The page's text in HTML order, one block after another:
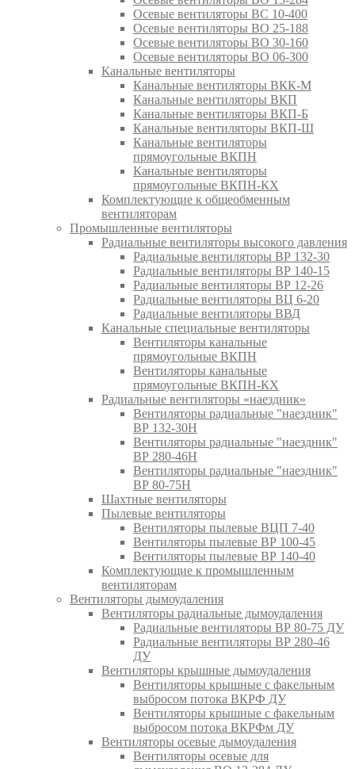
Осевые вентиляторы ВС 10-400
Осевые вентиляторы ВО 25-188
Осевые вентиляторы ВО 30-160
Осевые вентиляторы ВО 06-300
Канальные вентиляторы
Канальные вентиляторы ВКК-М
Канальные вентиляторы ВКП
Канальные вентиляторы ВКП-Б
Канальные вентиляторы ВКП-Ш
Канальные вентиляторы
прямоугольные ВКПН
Канальные вентиляторы
прямоугольные ВКПН-КХ
Комплектующие к общеобменным
вентиляторам
Промышленные вентиляторы
Радиальные вентиляторы высокого давления
Радиальные вентиляторы ВР 132-30
Радиальные вентиляторы ВР 140-15
Радиальные вентиляторы ВР 12-26
Радиальные вентиляторы ВЦ 6-20
Радиальные вентиляторы ВВД
Канальные специальные вентиляторы
Вентиляторы канальные
прямоугольные ВКПН
Вентиляторы канальные
прямоугольные ВКПН-КХ
Радиальные вентиляторы «наездник»
Вентиляторы радиальные "наездник"
ВР 132-30Н
Вентиляторы радиальные "наездник"
ВР 280-46Н
Вентиляторы радиальные "наездник"
ВР 80-75Н
Шахтные вентиляторы
Пылевые вентиляторы
Вентиляторы пылевые ВЦП 7-40
Вентиляторы пылевые ВР 100-45
Вентиляторы пылевые ВР 140-40
Комплектующие к промышленным
вентиляторам
Вентиляторы дымоудаления
Вентиляторы радиальные дымоудаления
Радиальные вентиляторы ВР 80-75 ДУ
Радиальные вентиляторы ВР 280-46
ДУ
Вентиляторы крышные дымоудаления
Вентиляторы крышные с факельным
выбросом потока ВКРФ ДУ
Вентиляторы крышные с факельным
выбросом потока ВКРФм ДУ
Вентиляторы осевые дымоудаления
Вентиляторы осевые для